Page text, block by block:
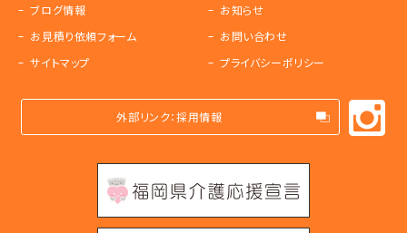
ブログ情報
お知らせ
お見積り依頼フォーム
お問い合わせ
サイトマップ
プライバシーポリシー
外部リンク：採用情報